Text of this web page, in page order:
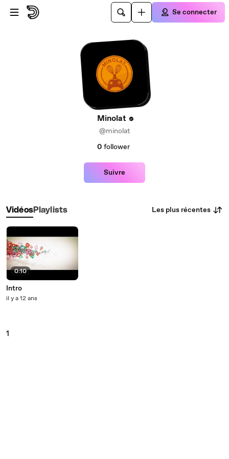
Passer au contenu principal
Se connecter
Minolat
@minolat
0 follower
Suivre
VidéosPlaylists Les plus récentes
0:10
Intro
il y a 12 ans
1